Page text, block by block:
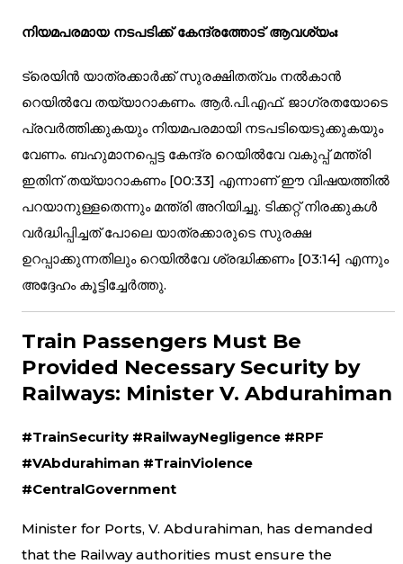
നിയമപരമായ നടപടിക്ക് കേന്ദ്രത്തോട് ആവശ്യം:
ട്രെയിൻ യാത്രക്കാർക്ക് സുരക്ഷിതത്വം നൽകാൻ
റെയിൽവേ തയ്യാറാകണം. ആർ.പി.എഫ്. ജാഗ്രതയോടെ
പ്രവർത്തിക്കുകയും നിയമപരമായി നടപടിയെടുക്കുകയും
വേണം. ബഹുമാനപ്പെട്ട കേന്ദ്ര റെയിൽവേ വകുപ്പ് മന്ത്രി
ഇതിന് തയ്യാറാകണം [00:33] എന്നാണ് ഈ വിഷയത്തിൽ
പറയാനുള്ളതെന്നും മന്ത്രി അറിയിച്ചു. ടിക്കറ്റ് നിരക്കുകൾ
വർദ്ധിപ്പിച്ചത് പോലെ യാത്രക്കാരുടെ സുരക്ഷ
ഉറപ്പാക്കുന്നതിലും റെയിൽവേ ശ്രദ്ധിക്കണം [03:14] എന്നും
അദ്ദേഹം കൂട്ടിച്ചേർത്തു.
Train Passengers Must Be
Provided Necessary Security by
Railways: Minister V. Abdurahiman
#TrainSecurity #RailwayNegligence #RPF
#VAbdurahiman #TrainViolence
#CentralGovernment
Minister for Ports, V. Abdurahiman, has demanded
that the Railway authorities must ensure the